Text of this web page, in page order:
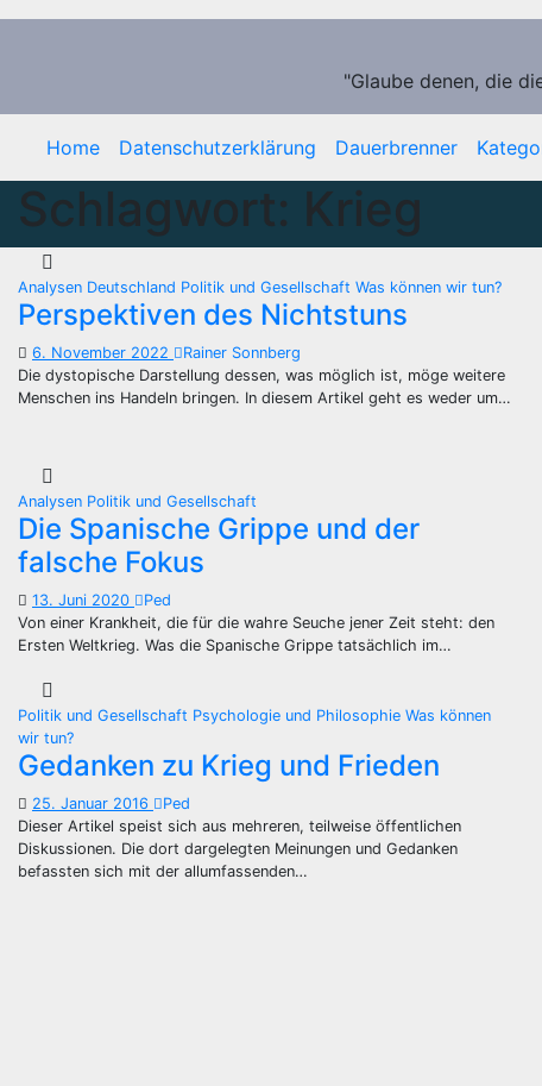
Zum
"Glaube denen, die
Home Datenschutzerklärung Dauerbrenner
Schlagwort: Krieg
Analysen Deutschland Politik und Gesellschaft Was können wir tun?
Perspektiven des Nichtstuns
6. November 2022
Rainer Sonnberg
Die dystopische Darstellung dessen, was möglich ist, möge weitere
Menschen ins Handeln bringen. In diesem Artikel geht es weder um…
Analysen Politik und Gesellschaft
Die Spanische Grippe und der
falsche Fokus
13. Juni 2020
Ped
Von einer Krankheit, die für die wahre Seuche jener Zeit steht: den
Ersten Weltkrieg. Was die Spanische Grippe tatsächlich im…
Politik und Gesellschaft Psychologie und Philosophie Was können
wir tun?
Gedanken zu Krieg und Frieden
25. Januar 2016
Ped
Dieser Artikel speist sich aus mehreren, teilweise öffentlichen
Diskussionen. Die dort dargelegten Meinungen und Gedanken
befassten sich mit der allumfassenden…